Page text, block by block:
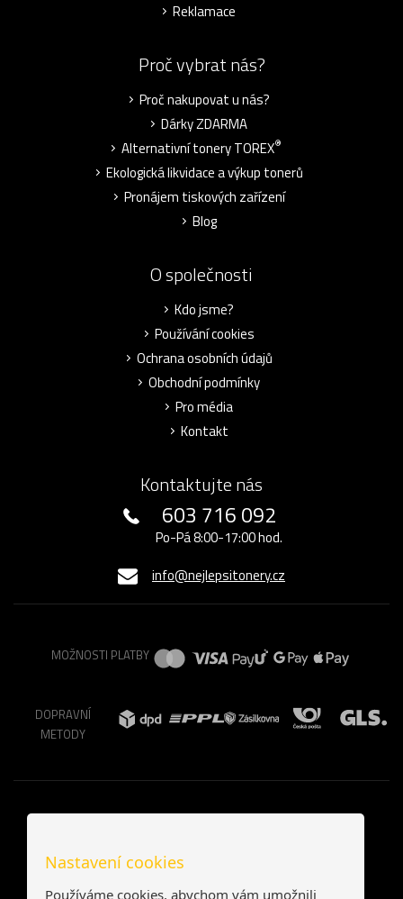
Reklamace
Proč vybrat nás?
Proč nakupovat u nás?
Dárky ZDARMA
Alternativní tonery TOREX®
Ekologická likvidace a výkup tonerů
Pronájem tiskových zařízení
Blog
O společnosti
Kdo jsme?
Používání cookies
Ochrana osobních údajů
Obchodní podmínky
Pro média
Kontakt
Kontaktujte nás
603 716 092
Po-Pá 8:00-17:00 hod.
info@nejlepsitonery.cz
MOŽNOSTI PLATBY
DOPRAVNÍ
METODY
Nastavení cookies
Používáme cookies, abychom vám umožnili